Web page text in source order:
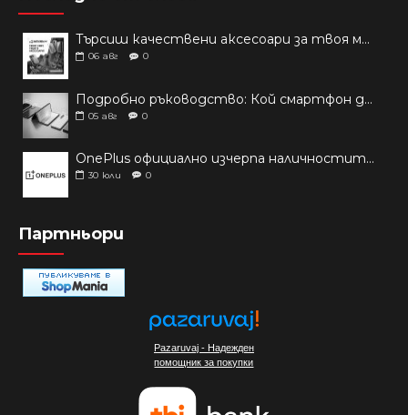
Търсиш качествени аксесоари за твоя модел? Как правилно да защитим новия си смартфон: Ръководство за аксесоари през 2026 г.
06 авг 0
Подробно ръководство: Кой смартфон да купиш през 2026 г.?
05 авг 0
OnePlus официално изчерпа наличностите си от телефони на основни пазари
30 юли 0
Партньори
Pazaruvaj - Надежден
помощник за покупки